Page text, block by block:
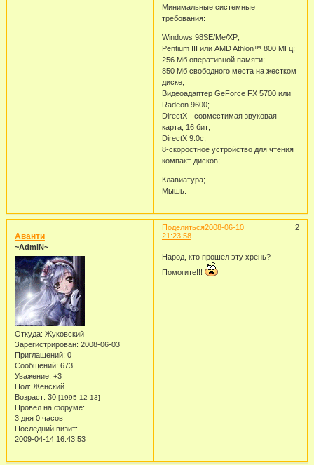
Минимальные системные
требования:
Windows 98SE/Mе/ХР;
Pentium III или AMD Athlon™ 800 МГц;
256 Мб оперативной памяти;
850 Мб свободного места на жестком
диске;
Видеоадаптер GeForce FX 5700 или
Radeon 9600;
DirectX - совместимая звуковая
карта, 16 бит;
DirectX 9.0c;
8-скоростное устройство для чтения
компакт-дисков;
Клавиатура;
Мышь.
Поделиться 2
2008-06-10
21:23:58
Аванти
~AdmiN~
Откуда: Жуковский
Зарегистрирован: 2008-06-03
Приглашений: 0
Сообщений: 673
Уважение: +3
Пол: Женский
Возраст: 30 [1995-12-13]
Провел на форуме:
3 дня 0 часов
Последний визит:
2009-04-14 16:43:53
Народ, кто прошел эту хрень?
Помогите!!!